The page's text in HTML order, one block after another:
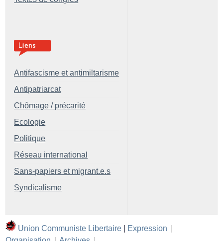
Antifascisme et antimiltarisme
Antipatriarcat
Chômage / précarité
Ecologie
Politique
Réseau international
Sans-papiers et migrant.e.s
Syndicalisme
Union Communiste Libertaire Expression